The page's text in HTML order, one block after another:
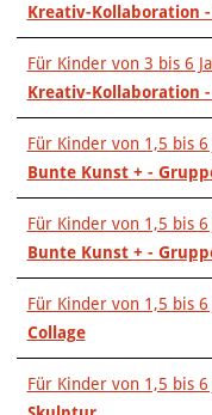
Kreativ-Kollaboration
Für Kinder von 3 bis 6
Kreativ-Kollaboration
Für Kinder von 1,5 bis
Bunte Kunst + -
Für Kinder von 1,5 bis
Bunte Kunst + -
Für Kinder von 1,5 bis
Collage
Für Kinder von 1,5 bis